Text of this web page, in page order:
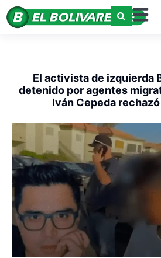
El activista de izquierda
detenido por agentes
Iván Cepeda